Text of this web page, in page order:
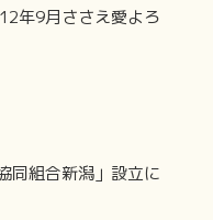
年9月ささえ愛よろ
同組合新潟」設立に